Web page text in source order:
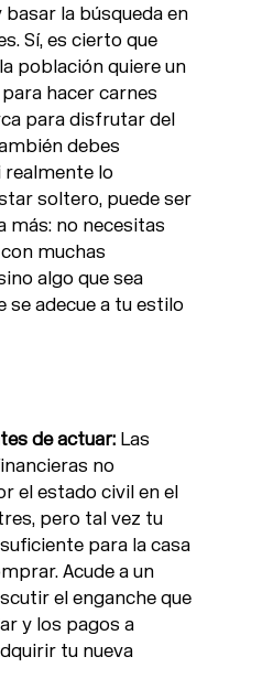
la búsqueda en
Sí, es cierto que
población quiere un
hacer carnes
para disfrutar del
debes
lo
soltero, puede ser
más: no necesitas
muchas
algo que sea
se adecue a tu estilo
de actuar: Las
no
el estado civil en el
pero tal vez tu
para la casa
Acude a un
el enganche que
y los pagos a
tu nueva